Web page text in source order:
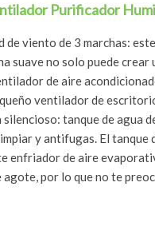
Purificador
de viento de 3 marchas:
suave no solo puede crear
de aire
ventilador de
tanque de agua
y antifugas. El tanque
enfriador de aire
por lo que no te